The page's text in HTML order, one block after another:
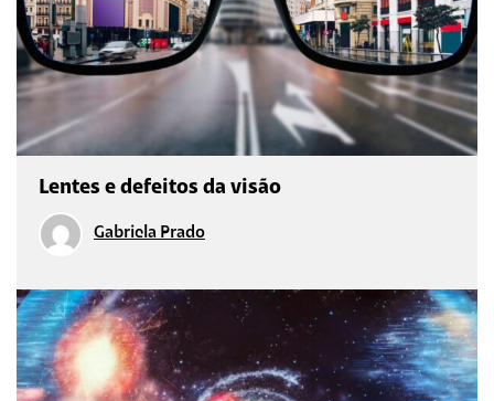
Lentes e defeitos da visão
Gabriela Prado